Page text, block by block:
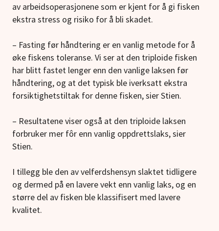
av arbeidsoperasjonene som er kjent for å gi fisken
ekstra stress og risiko for å bli skadet.
– Fasting før håndtering er en vanlig metode for å
øke fiskens toleranse. Vi ser at den triploide fisken
har blitt fastet lenger enn den vanlige laksen før
håndtering, og at det typisk ble iverksatt ekstra
forsiktighetstiltak for denne fisken, sier Stien.
– Resultatene viser også at den triploide laksen
forbruker mer fôr enn vanlig oppdrettslaks, sier
Stien.
I tillegg ble den av velferdshensyn slaktet tidligere
og dermed på en lavere vekt enn vanlig laks, og en
større del av fisken ble klassifisert med lavere
kvalitet.